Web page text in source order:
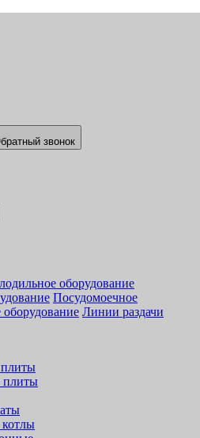
звонок
оборудование
Посудомоечное
Линии раздачи
плиты
плиты